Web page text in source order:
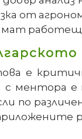
от
имат
е
с
по